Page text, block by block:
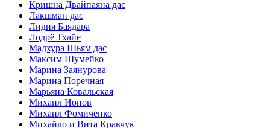
Кришна Двайпаяна дас
Лакшман дас
Лидия Баядара
Лодрё Тхайе
Мадхура Шьям дас
Максим Шумейко
Марина Заянурова
Марина Поречная
Марьяна Ковальская
Михаил Ионов
Михаил Фомиченко
Михайло и Вита Кравчук